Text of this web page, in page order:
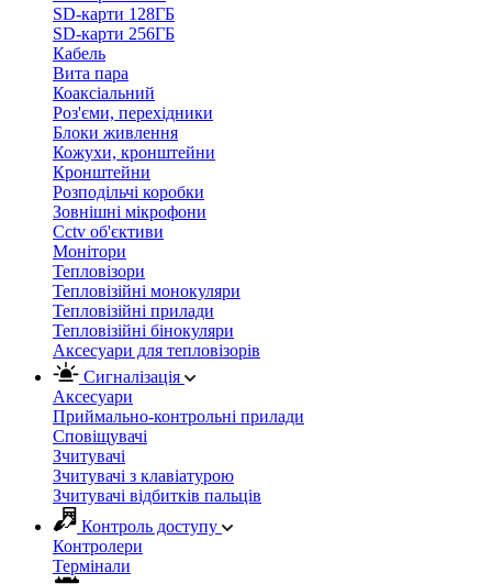
SD-карти 128ГБ
SD-карти 256ГБ
Кабель
Вита пара
Коаксіальний
Роз'єми, перехідники
Блоки живлення
Кожухи, кронштейни
Кронштейни
Розподільчі коробки
Зовнішні мікрофони
Cctv об'єктиви
Монітори
Тепловізори
Тепловізійні монокуляри
Тепловізійні прилади
Тепловізійні бінокуляри
Аксесуари для тепловізорів
Сигналізація
Аксесуари
Приймально-контрольні прилади
Сповіщувачі
Зчитувачі
Зчитувачі з клавіатурою
Зчитувачі відбитків пальців
Контроль доступу
Контролери
Термінали